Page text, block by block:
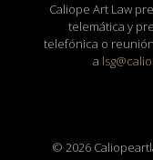
Caliope Art Law
telemática y
telefónica o
a
© 2026